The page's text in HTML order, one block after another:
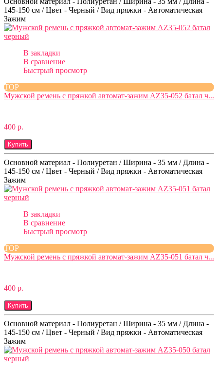
145-150 см / Цвет - Черный / Вид пряжки - Автоматическая
Зажим
В закладки
В сравнение
Быстрый просмотр
TOP
Мужской ремень с пряжкой автомат-зажим AZ35-052 батал ч...
400 р.
Купить
Основной материал - Полиуретан / Ширина - 35 мм / Длина -
145-150 см / Цвет - Черный / Вид пряжки - Автоматическая
Зажим
В закладки
В сравнение
Быстрый просмотр
TOP
Мужской ремень с пряжкой автомат-зажим AZ35-051 батал ч...
400 р.
Купить
Основной материал - Полиуретан / Ширина - 35 мм / Длина -
145-150 см / Цвет - Черный / Вид пряжки - Автоматическая
Зажим